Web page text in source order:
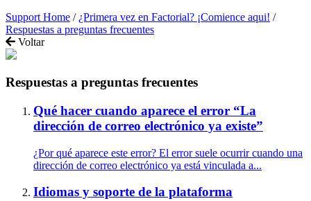
Support Home / ¿Primera vez en Factorial? ¡Comience aqui! /
Respuestas a preguntas frecuentes
Voltar
Respuestas a preguntas frecuentes
Qué hacer cuando aparece el error “La
dirección de correo electrónico ya existe”
¿Por qué aparece este error? El error suele ocurrir cuando una
dirección de correo electrónico ya está vinculada a...
Idiomas y soporte de la plataforma